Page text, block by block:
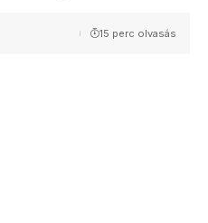
15 perc olvasás